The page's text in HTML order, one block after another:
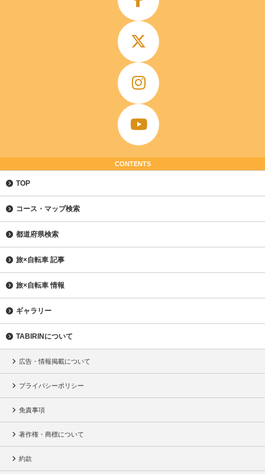
CONTENTS
TOP
コース・マップ検索
都道府県検索
旅×自転車 記事
旅×自転車 情報
ギャラリー
TABIRINについて
広告・情報掲載について
プライバシーポリシー
免責事項
著作権・商標について
約款